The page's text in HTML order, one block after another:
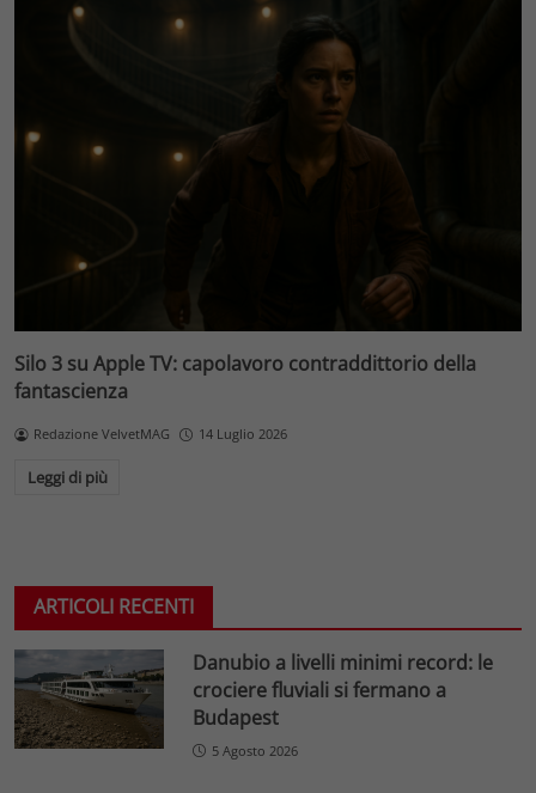
Silo 3 su Apple TV: capolavoro contraddittorio della
fantascienza
Redazione VelvetMAG 14 Luglio 2026
Leggi di più
ARTICOLI RECENTI
Danubio a livelli minimi record: le
crociere fluviali si fermano a
Budapest
5 Agosto 2026